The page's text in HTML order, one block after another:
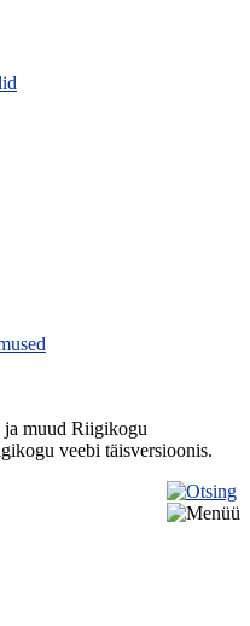
ja muud Riigikogu
veebi täisversioonis.